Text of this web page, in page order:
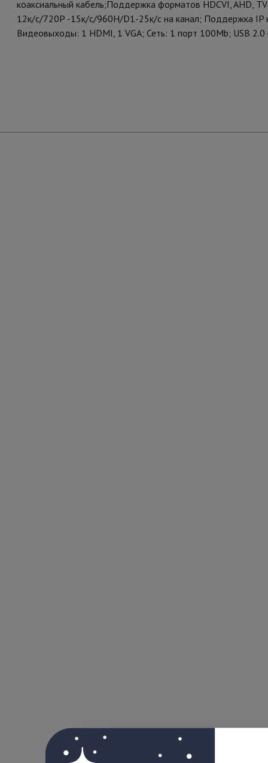
коаксиальный кабель;Поддержка форматов HDCVI, AHD,
12к/с/720Р -15к/с/960H/D1-25к/с на канал; Поддержка
Видеовыходы: 1 HDMI, 1 VGA; Сеть: 1 порт 100Mb; USB